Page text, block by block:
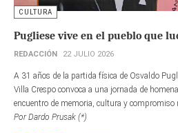
CULTURA
Pugliese vive en el pueblo que
REDACCIÓN 22 JULIO 2026
A 31 años de la partida física de Osvaldo
Villa Crespo convoca a una jornada de
encuentro de memoria, cultura y compromiso
Por Dardo Prusak (*)